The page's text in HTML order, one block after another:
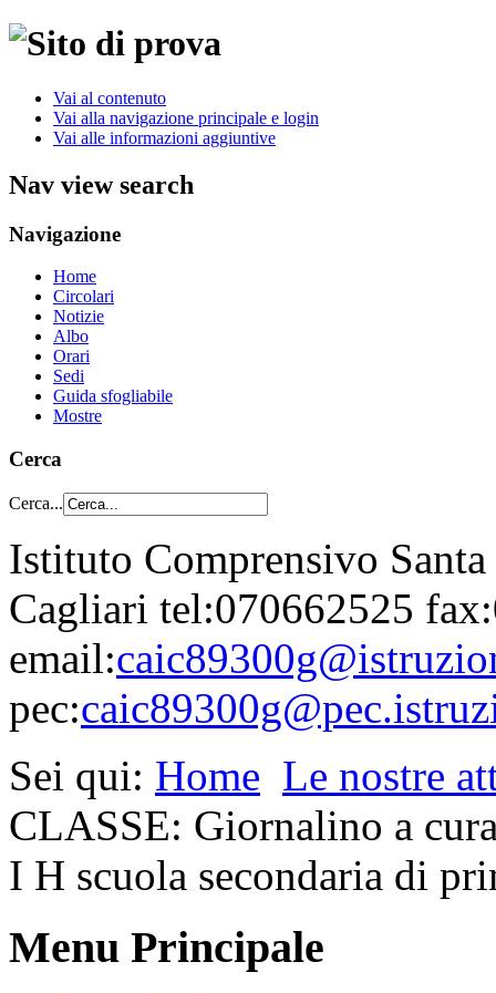
Vai al contenuto
Vai alla navigazione principale e login
Vai alle informazioni aggiuntive
Nav view search
Navigazione
Home
Circolari
Notizie
Albo
Orari
Sedi
Guida sfogliabile
Mostre
Cerca
Cerca...
Istituto Comprensivo
Cagliari tel:070662525
email:
pec:
Sei qui: Home Le nostre
CLASSE: Giornalino a
I H scuola secondaria di
Menu Principale